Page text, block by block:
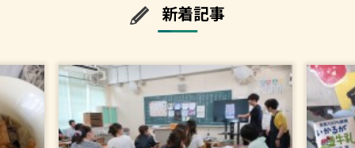
新着記事